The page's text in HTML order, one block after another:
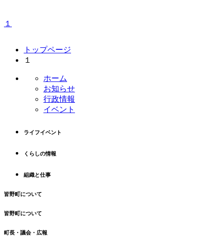
１
トップページ
１
ホーム
お知らせ
行政情報
イベント
ライフイベント
くらしの情報
組織と仕事
皆野町について
皆野町について
町長・議会・広報